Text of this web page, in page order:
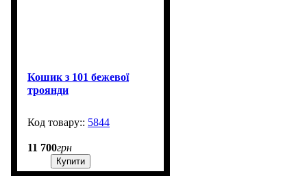
Кошик з 101 бежевої
троянди
5844
11 700грн
Купити